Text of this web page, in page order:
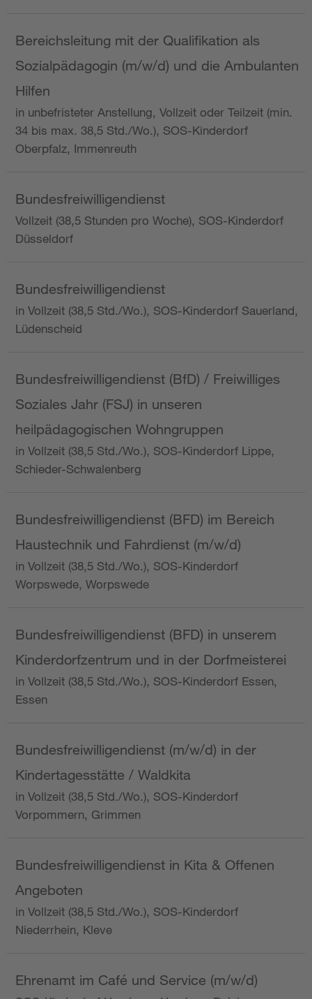
Bereichsleitung mit der Qualifikation als
Sozialpädagogin (m/w/d) und die Ambulanten
Hilfen
in unbefristeter Anstellung, Vollzeit oder Teilzeit (min.
34 bis max. 38,5 Std./Wo.), SOS-Kinderdorf
Oberpfalz, Immenreuth
Bundesfreiwilligendienst
Vollzeit (38,5 Stunden pro Woche), SOS-Kinderdorf
Düsseldorf
Bundesfreiwilligendienst
in Vollzeit (38,5 Std./Wo.), SOS-Kinderdorf Sauerland,
Lüdenscheid
Bundesfreiwilligendienst (BfD) / Freiwilliges
Soziales Jahr (FSJ) in unseren
heilpädagogischen Wohngruppen
in Vollzeit (38,5 Std./Wo.), SOS-Kinderdorf Lippe,
Schieder-Schwalenberg
Bundesfreiwilligendienst (BFD) im Bereich
Haustechnik und Fahrdienst (m/w/d)
in Vollzeit (38,5 Std./Wo.), SOS-Kinderdorf
Worpswede, Worpswede
Bundesfreiwilligendienst (BFD) in unserem
Kinderdorfzentrum und in der Dorfmeisterei
in Vollzeit (38,5 Std./Wo.), SOS-Kinderdorf Essen,
Essen
Bundesfreiwilligendienst (m/w/d) in der
Kindertagesstätte / Waldkita
in Vollzeit (38,5 Std./Wo.), SOS-Kinderdorf
Vorpommern, Grimmen
Bundesfreiwilligendienst in Kita & Offenen
Angeboten
in Vollzeit (38,5 Std./Wo.), SOS-Kinderdorf
Niederrhein, Kleve
Ehrenamt im Café und Service (m/w/d)